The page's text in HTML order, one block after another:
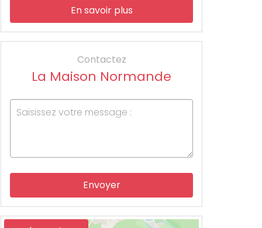
En savoir plus
Contactez
La Maison Normande
Envoyer